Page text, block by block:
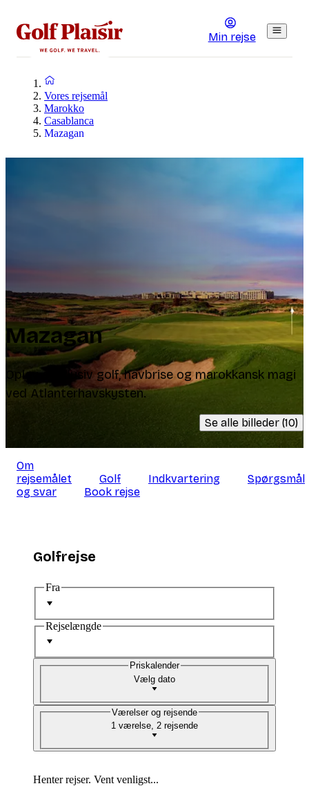
Min rejse
Vores rejsemål
Marokko
Casablanca
Mazagan
Mazagan
Oplev eksklusiv golf, havbrise og marokkansk magi
ved Atlanterhavskysten.
Se alle billeder (10)
Om
rejsemålet
Golf Indkvartering
Spørgsmål
og svar
Book rejse
Golfrejse
Fra
Rejselængde
Vælg dato
Priskalender
1 værelse, 2 rejsende
Værelser og rejsende
Henter rejser. Vent venligst...